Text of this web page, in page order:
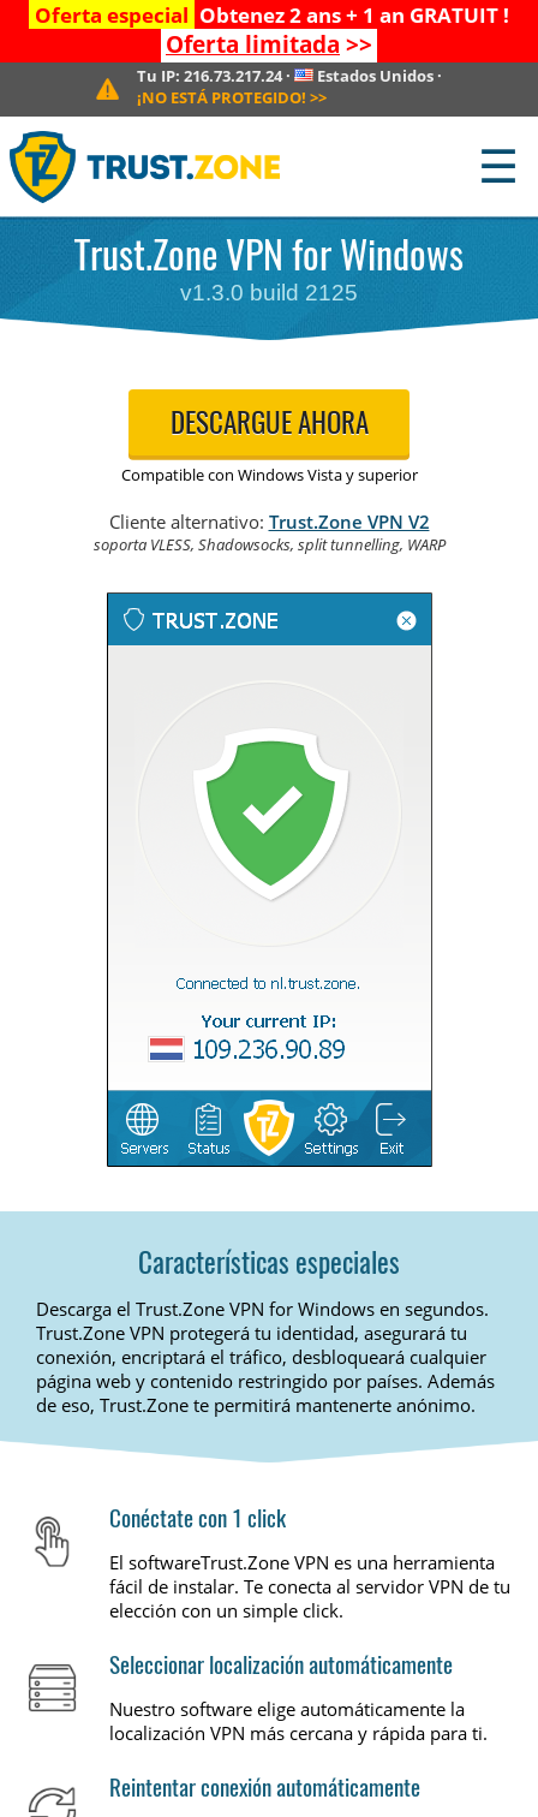
Oferta especial Obtenez 2 ans + 1 an GRATUIT !
Oferta limitada >>
Tu IP:216.73.217.24· Estados Unidos·
¡NO ESTÁ PROTEGIDO! >>
☰
Trust.Zone VPN for Windows
v1.3.0 build 2125
DESCARGUE AHORA
Compatible con Windows Vista y superior
Cliente alternativo: Trust.Zone VPN V2
soporta VLESS, Shadowsocks, split tunnelling, WARP
Características especiales
Descarga el Trust.Zone VPN for Windows en segundos.
Trust.Zone VPN protegerá tu identidad, asegurará tu
conexión, encriptará el tráfico, desbloqueará cualquier
página web y contenido restringido por países. Además
de eso, Trust.Zone te permitirá mantenerte anónimo.
Conéctate con 1 click
El softwareTrust.Zone VPN es una herramienta
fácil de instalar. Te conecta al servidor VPN de tu
elección con un simple click.
Seleccionar localización automáticamente
Nuestro software elige automáticamente la
localización VPN más cercana y rápida para ti.
Reintentar conexión automáticamente